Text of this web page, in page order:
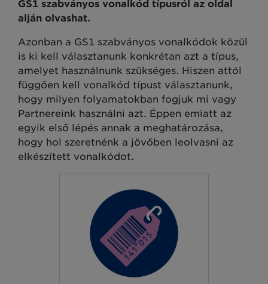
GS1 szabványos vonalkód típusról az oldal
alján olvashat.
Azonban a GS1 szabványos vonalkódok közül
is ki kell választanunk konkrétan azt a típus,
amelyet használnunk szükséges. Hiszen attól
függően kell vonalkód típust választanunk,
hogy milyen folyamatokban fogjuk mi vagy
Partnereink használni azt. Éppen emiatt az
egyik első lépés annak a meghatározása,
hogy hol szeretnénk a jövőben leolvasni az
elkészített vonalkódot.